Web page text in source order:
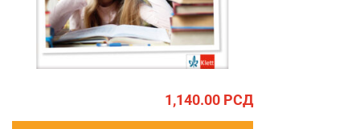
1,140.00 РСД